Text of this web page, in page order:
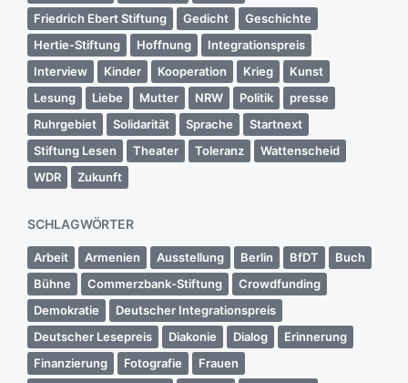
Friedrich Ebert Stiftung
Gedicht
Geschichte
Hertie-Stiftung
Hoffnung
Integrationspreis
Interview
Kinder Kooperation Krieg
Kunst
Lesung
Liebe Mutter NRW Politik
presse
Ruhrgebiet
Solidarität Sprache
Startnext
Stiftung Lesen
Theater Toleranz
Wattenscheid
WDR
Zukunft
SCHLAGWÖRTER
Arbeit Armenien Ausstellung Berlin BfDT
Buch
Bühne
Commerzbank-Stiftung
Crowdfunding
Demokratie
Deutscher Integrationspreis
Deutscher Lesepreis
Diakonie Dialog
Erinnerung
Finanzierung
Fotografie
Frauen